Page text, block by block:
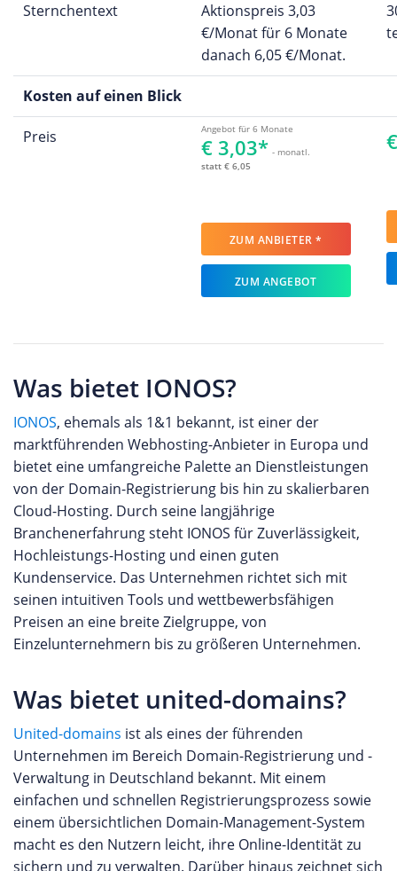
Sternchentext
Aktionspreis 3,03
€/Monat für 6 Monate
danach 6,05 €/Monat.
Kosten auf einen Blick
Preis Angebot für 6 Monate
€ 3,03* - monatl.
statt € 6,05
ZUM ANBIETER *
ZUM ANGEBOT
Was bietet IONOS?
IONOS, ehemals als 1&1 bekannt, ist einer der
marktführenden Webhosting-Anbieter in Europa und
bietet eine umfangreiche Palette an Dienstleistungen
von der Domain-Registrierung bis hin zu skalierbaren
Cloud-Hosting. Durch seine langjährige
Branchenerfahrung steht IONOS für Zuverlässigkeit,
Hochleistungs-Hosting und einen guten
Kundenservice. Das Unternehmen richtet sich mit
seinen intuitiven Tools und wettbewerbsfähigen
Preisen an eine breite Zielgruppe, von
Einzelunternehmern bis zu größeren Unternehmen.
Was bietet united-domains?
United-domains ist als eines der führenden
Unternehmen im Bereich Domain-Registrierung und -
Verwaltung in Deutschland bekannt. Mit einem
einfachen und schnellen Registrierungsprozess sowie
einem übersichtlichen Domain-Management-System
macht es den Nutzern leicht, ihre Online-Identität zu
sichern und zu verwalten. Darüber hinaus zeichnet sich